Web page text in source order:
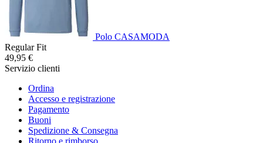
Polo CASAMODA
Regular Fit
49,95 €
Servizio clienti
Ordina
Accesso e registrazione
Pagamento
Buoni
Spedizione & Consegna
Ritorno e rimborso